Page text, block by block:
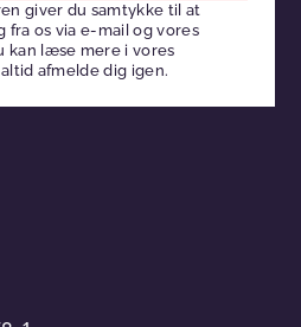
giver du samtykke til at
fra os via e-mail og vores
kan læse mere i vores
altid afmelde dig igen.